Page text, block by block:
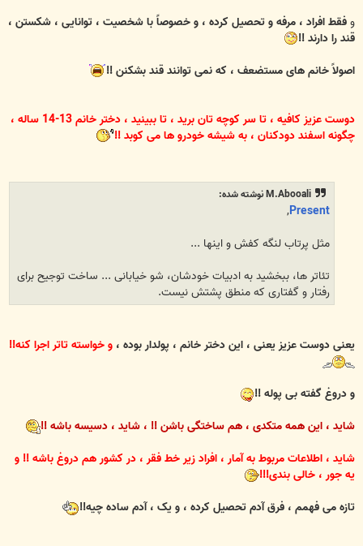
وفقط افراد ، مرفه و تحصیل کرده ، و خصوصاً با شخصیت ، توانایی ، شکستن ،
قند را دارند !!
اصولاً خانم های مستضعف ، که نمی توانند قند بشکنن !!
دوست عزیز کافیه ، تا سر کوچه تان برید ، تا ببینید ، دختر خانم 13-14 ساله ،
چگونه اسفند دودکنان ، به شیشه خودرو ها می کوبد !!
M.Abooali نوشته شده:
Present
,
مثل پرتاب لنگه کفش و اینها ...
تئاتر ها، ببخشید به ادبیات خودشان، شو خیابانی ... ساخت توجیح برای
رفتار و گفتاری که منطق پشتش نیست.
یعنی دوست عزیز یعنی ، این دختر خانم ، پولدار بوده ، و خواسته تاتر اجرا کنه!!
و دروغ گفته بی پوله !!
شاید ، این همه متکدی ، هم ساختگی باشن !! ، شاید ، دسیسه باشه !!
شاید ، اطلاعات مربوط به آمار ، افراد زیر خط فقر ، در کشور هم دروغ باشه !! و
یه جور ، خالی بندی!!!
تازه می فهمم ، فرق آدم تحصیل کرده ، و یک ، آدم ساده چیه!!